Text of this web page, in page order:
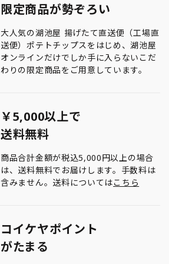
限定商品が勢ぞろい
大人気の湖池屋 揚げたて直送便（工場直
送便）ポテトチップスをはじめ、湖池屋
オンラインだけでしか手に入らないこだ
わりの限定商品をご用意しています。
￥5,000以上で
送料無料
商品合計金額が税込5,000円以上の場合
は、送料無料でお届けします。手数料は
含みません。送料についてはこちら
コイケヤポイント
がたまる